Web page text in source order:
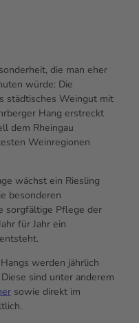
die man eher
würde: Die
städtisches Weingut mit
Hang erstreckt
dem Rheingau
Weinregionen
wächst ein Riesling
besonderen
sorgfältige Pflege der
für Jahr ein
werden jährlich
sind unter anderem
sowie direkt im